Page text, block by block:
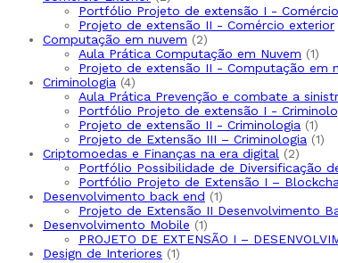
Portfólio Projeto de extensão I -
Projeto de extensão II - Comércio exterior
Computação em nuvem
2
Aula Prática Computação em Nuvem
1
Projeto de extensão II - Computação em
Criminologia
4
Aula Prática Prevenção e combate a
Portfólio Projeto de extensão I -
Projeto de extensão II - Criminologia
1
Projeto de Extensão III – Criminologia
1
Criptomoedas e Finanças na era digital
2
Portfólio Possibilidade de Diversificação
Portfólio Projeto de Extensão I –
Desenvolvimento back end
1
Projeto de Extensão II Desenvolvimento
Desenvolvimento Mobile
1
PROJETO DE EXTENSÃO I –
Design de Interiores
1